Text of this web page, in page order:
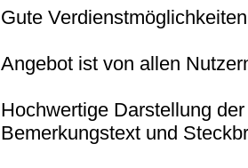
Gute
Angebot ist von allen
Hochwertige Darstellung
Bemerkungstext und